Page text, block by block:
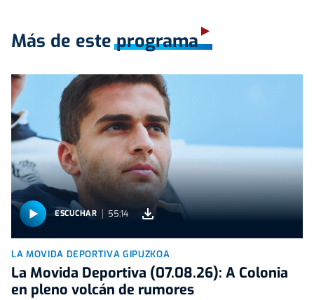
Más de este programa
ESCUCHAR 55:14
LA MOVIDA DEPORTIVA GIPUZKOA
La Movida Deportiva (07.08.26): A Colonia
en pleno volcán de rumores